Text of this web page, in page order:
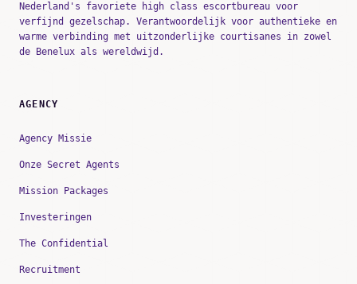
Nederland's favoriete high class escortbureau voor
verfijnd gezelschap. Verantwoordelijk voor authentieke en
warme verbinding met uitzonderlijke courtisanes in zowel
de Benelux als wereldwijd.
AGENCY
Agency Missie
Onze Secret Agents
Mission Packages
Investeringen
The Confidential
Recruitment